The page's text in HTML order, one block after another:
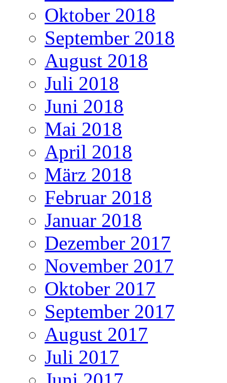
Oktober 2018
September 2018
August 2018
Juli 2018
Juni 2018
Mai 2018
April 2018
März 2018
Februar 2018
Januar 2018
Dezember 2017
November 2017
Oktober 2017
September 2017
August 2017
Juli 2017